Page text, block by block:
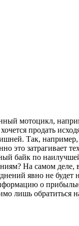
мотоцикл,
продать
Так,
это
байк по
На самом
явно не
о
лишь обратиться